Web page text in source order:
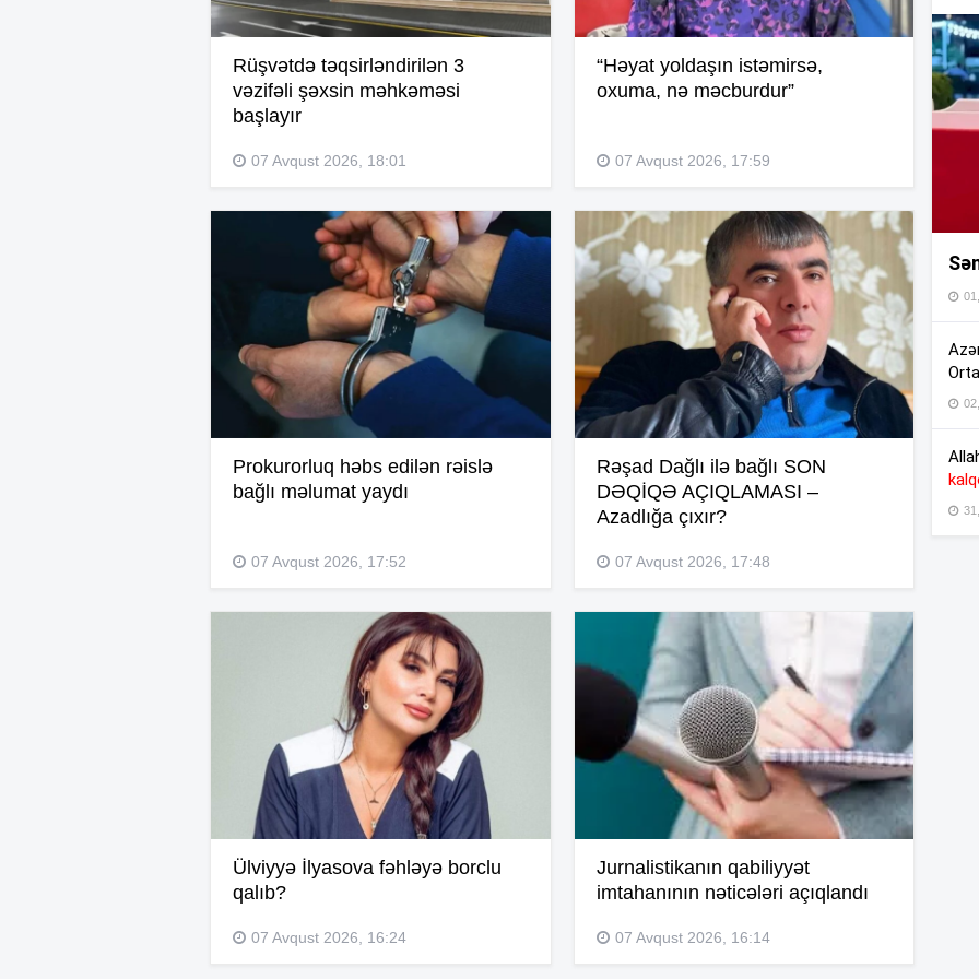
Rüşvətdə təqsirləndirilən 3
vəzifəli şəxsin məhkəməsi
başlayır
07 Avqust 2026, 18:01
“Həyat yoldaşın istəmirsə,
oxuma, nə məcburdur”
07 Avqust 2026, 17:59
Prokurorluq həbs edilən rəislə
bağlı məlumat yaydı
07 Avqust 2026, 17:52
Rəşad Dağlı ilə bağlı SON
DƏQİQƏ AÇIQLAMASI –
Azadlığa çıxır?
07 Avqust 2026, 17:48
Ülviyyə İlyasova fəhləyə borclu
qalıb?
07 Avqust 2026, 16:24
Jurnalistikanın qabiliyyət
imtahanının nəticələri açıqlandı
07 Avqust 2026, 16:14